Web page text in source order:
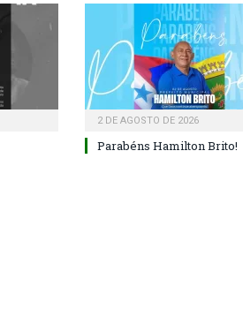
2 DE AGOSTO DE 2026
Parabéns Hamilton Brito!